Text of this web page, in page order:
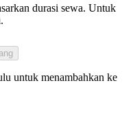
durasi sewa. Untuk
untuk menambahkan ke